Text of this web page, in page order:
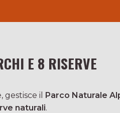
E 8 RISERVE
il Parco Naturale
naturali.